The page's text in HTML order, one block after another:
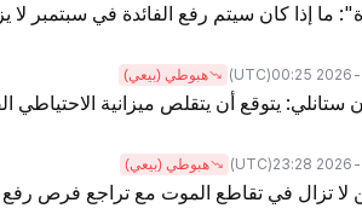
ما إذا كان سيتم رفع الفائدة في سبتمبر
2026-
(UTC) هبوطي (بيعي)
يتوقع أن يتقلص ميزانية الاحتياطي الفيدرالي
2026-
(UTC) هبوطي (بيعي)
لا تزال في تقاطع الموت مع تراجع فرص